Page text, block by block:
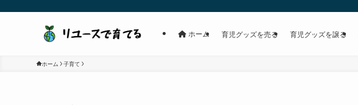
ホーム 育児グッズを売る 育児グッズを譲る
ホーム 子育て